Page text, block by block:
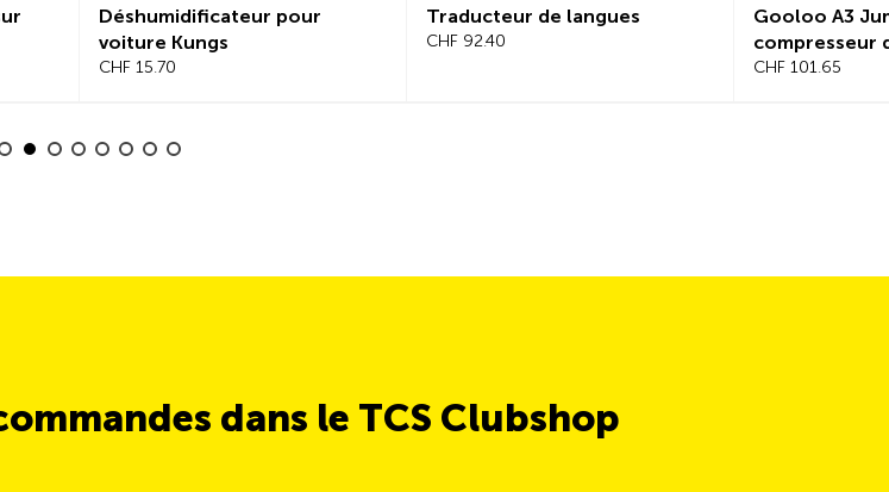
Déshumidificateur pour
voiture Kungs
CHF 15.70
Traducteur de langues
CHF 92.40
Gooloo A3
compresseur
CHF 101.65
dans le TCS Clubshop